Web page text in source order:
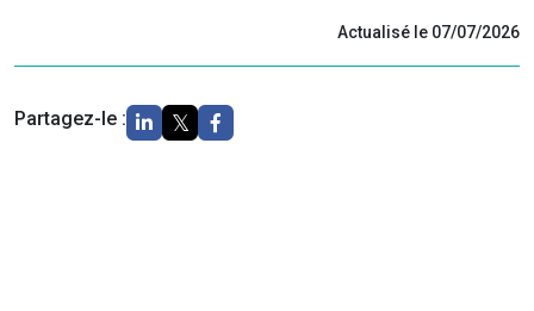
Actualisé le 07/07/2026
Partagez-le :